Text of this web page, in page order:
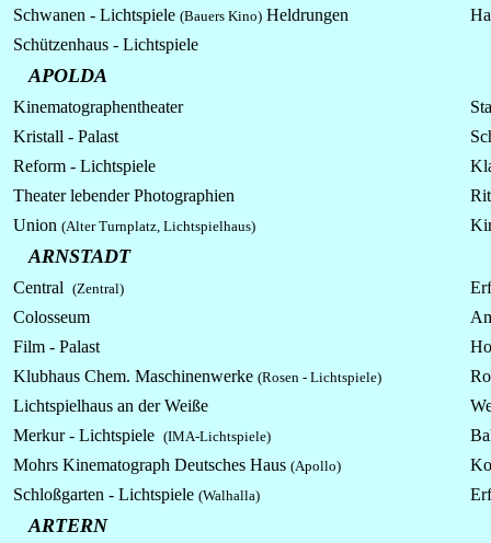
Schwanen - Lichtspiele (Bauers Kino) Heldrungen
Schützenhaus - Lichtspiele
APOLDA
Kinematographentheater
Kristall - Palast
Reform - Lichtspiele
Theater lebender Photographien
Union (Alter Turnplatz, Lichtspielhaus)
ARNSTADT
Central (Zentral)
Colosseum
Film - Palast
Klubhaus Chem. Maschinenwerke (Rosen - Lichtspiele)
Lichtspielhaus an der Weiße
Merkur - Lichtspiele (IMA-Lichtspiele)
Mohrs Kinematograph Deutsches Haus (Apollo)
Schloßgarten - Lichtspiele (Walhalla)
ARTERN